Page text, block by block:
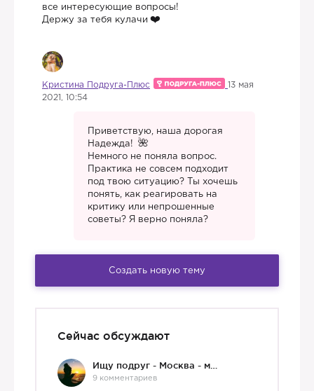
все интересующие вопросы!
Держу за тебя кулачи
Кристина Подруга-Плюс
13 мая
2021, 10:54
Приветствую, наша дорогая
Надежда!
Немного не поняла вопрос.
Практика не совсем подходит
под твою ситуацию? Ты хочешь
понять, как реагировать на
критику или непрошенные
советы? Я верно поняла?
Создать новую тему
Сейчас обсуждают
9 комментариев